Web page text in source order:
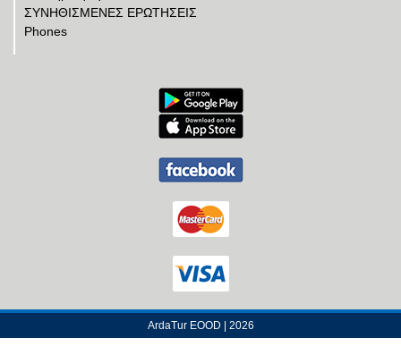
ΣΥΝΗΘΙΣΜΕΝΕΣ ΕΡΩΤΗΣΕΙΣ
Phones
ArdaTur EOOD | 2026